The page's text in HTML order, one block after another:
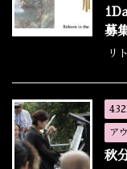
募
リ
ア
秋